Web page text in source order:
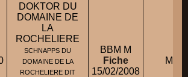
DOKTOR DU
DOMAINE DE
LA
ROCHELIERE
SCHNAPPS DU
DOMAINE DE LA
ROCHELIERE DIT
BBM M
Fiche
15/02/2008
M.